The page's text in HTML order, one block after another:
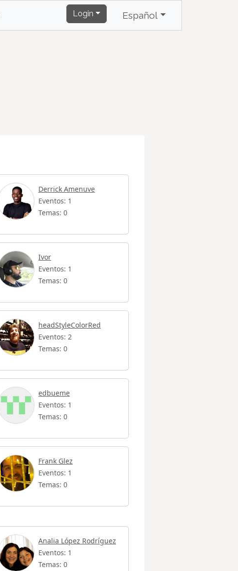
Login Español
Derrick Amenuve
Eventos: 1
Temas: 0
Ivor
Eventos: 1
Temas: 0
headStyleColorRed
Eventos: 2
Temas: 0
edbueme
Eventos: 1
Temas: 0
Frank Glez
Eventos: 1
Temas: 0
Analia López Rodríguez
Eventos: 1
Temas: 0